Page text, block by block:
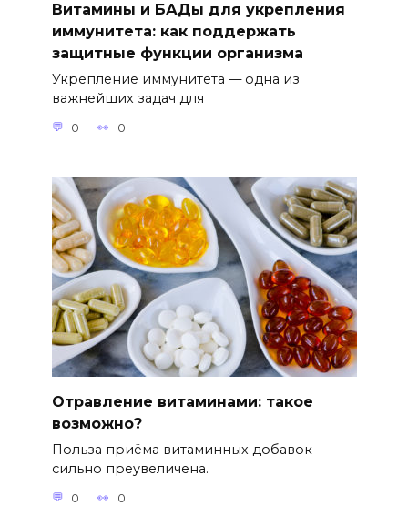
Витамины и БАДы для укрепления
иммунитета: как поддержать
защитные функции организма
Укрепление иммунитета — одна из
важнейших задач для
0 0
Отравление витаминами: такое
возможно?
Польза приёма витаминных добавок
сильно преувеличена.
0 0